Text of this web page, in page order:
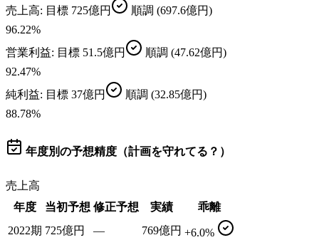
売上高: 目標 725億円 順調 (697.6億円)
96.22%
営業利益: 目標 51.5億円 順調 (47.62億円)
92.47%
純利益: 目標 37億円 順調 (32.85億円)
88.78%
年度別の予想精度（計画を守れてる？）
売上高
年度
当初予想 修正予想 実績
乖離
2022期 725億円 — 769億円 +6.0%